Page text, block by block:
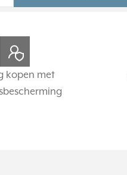
kopen met